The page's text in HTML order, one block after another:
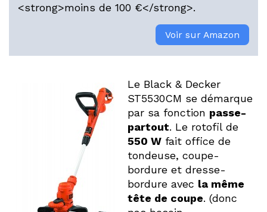
<strong>moins de 100 €</strong>.
Voir sur Amazon
Le Black & Decker
ST5530CM se démarque
par sa fonction passe-
partout. Le rotofil de
550 W fait office de
tondeuse, coupe-
bordure et dresse-
bordure avec la même
tête de coupe. (donc